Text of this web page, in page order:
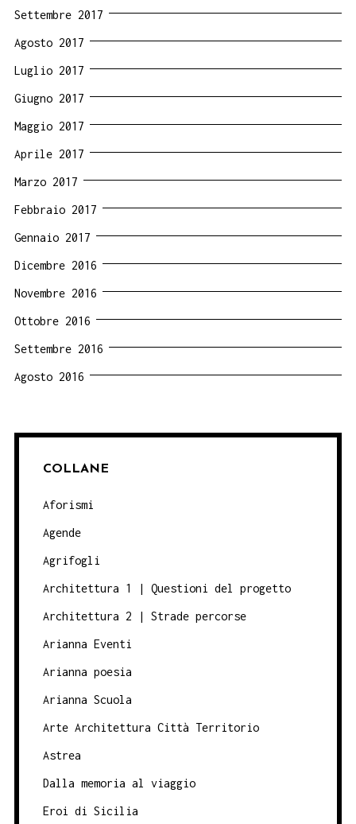
Settembre 2017
Agosto 2017
Luglio 2017
Giugno 2017
Maggio 2017
Aprile 2017
Marzo 2017
Febbraio 2017
Gennaio 2017
Dicembre 2016
Novembre 2016
Ottobre 2016
Settembre 2016
Agosto 2016
COLLANE
Aforismi
Agende
Agrifogli
Architettura 1 | Questioni del progetto
Architettura 2 | Strade percorse
Arianna Eventi
Arianna poesia
Arianna Scuola
Arte Architettura Città Territorio
Astrea
Dalla memoria al viaggio
Eroi di Sicilia